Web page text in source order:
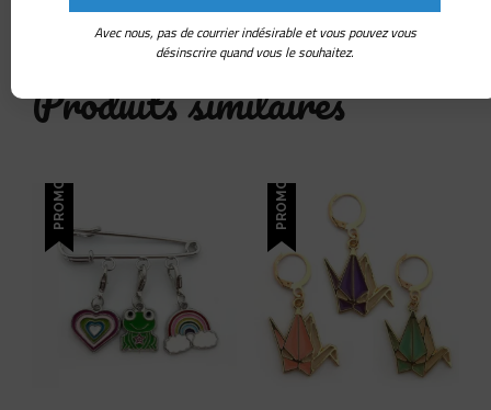
Produits similaires
PROMO ! PROMO !
Avec nous, pas de courrier indésirable et vous pouvez vous
désinscrire quand vous le souhaitez.